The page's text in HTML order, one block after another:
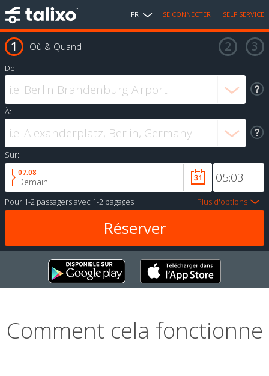
FR SE CONNECTER SELF SERVICE
Où & Quand
De:
À:
Sur:
07.08
Demain
Pour 1-2 passagersavec 1-2 bagages Plus d'options
Comment cela fonctionne